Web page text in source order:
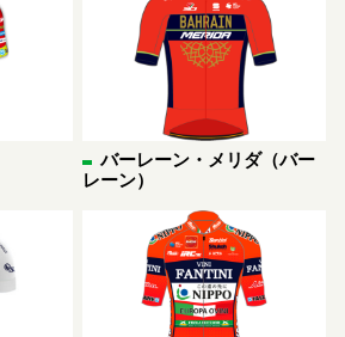
バーレーン・メリダ（バー
レーン）